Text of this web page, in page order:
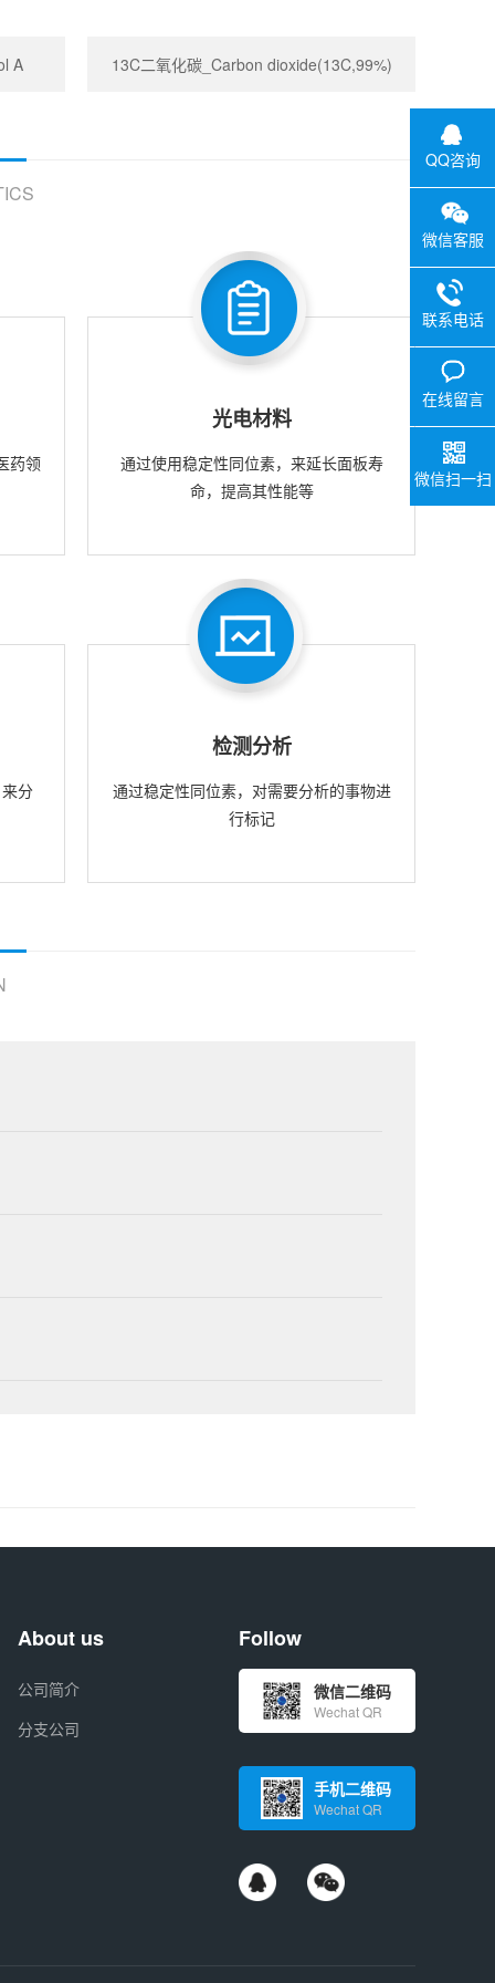
A 13C二氧化碳_Carbon dioxide(13C,99%)
药领
光电材料
通过使用稳定性同位素，来延长面板寿
命，提高其性能等
分
检测分析
通过稳定性同位素，对需要分析的事物进
行标记
About us
公司简介
分支公司
Follow
微信二维码
Wechat QR
手机二维码
Wechat QR
QQ咨询
微信客服
联系电话
在线留言
微信扫一扫